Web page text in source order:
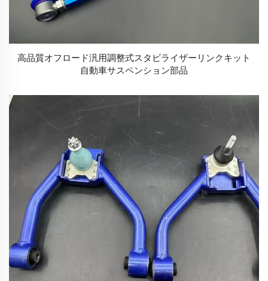
高品質オフロード汎用調整式スタビライザーリンクキット
自動車サスペンション部品